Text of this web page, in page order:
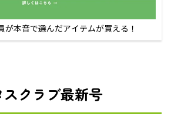
が本音で選んだアイテムが買える！
スクラブ最新号